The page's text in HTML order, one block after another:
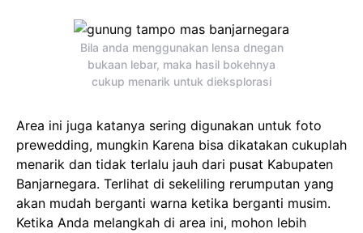
Bila anda menggunakan lensa dnegan
bukaan lebar, maka hasil bokehnya
cukup menarik untuk dieksplorasi
Area ini juga katanya sering digunakan untuk foto
prewedding, mungkin Karena bisa dikatakan cukuplah
menarik dan tidak terlalu jauh dari pusat Kabupaten
Banjarnegara. Terlihat di sekeliling rerumputan yang
akan mudah berganti warna ketika berganti musim.
Ketika Anda melangkah di area ini, mohon lebih